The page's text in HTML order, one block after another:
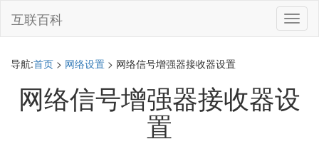
切
换
互联百科
导航:首页 > 网络设置 > 网络信号增强器接收器设置
网络信号增强器接收器设
置